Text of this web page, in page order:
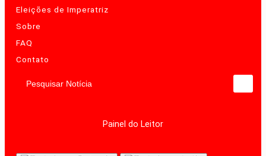
Eleições de Imperatriz
Sobre
FAQ
Contato
Pesquisar Notícia
Painel do Leitor